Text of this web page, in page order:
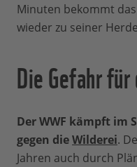
Minuten bekommt
wieder zu seiner
Die Gefahr
Der WWF kämpft im
gegen dieWilderei.
Jahren auch durch